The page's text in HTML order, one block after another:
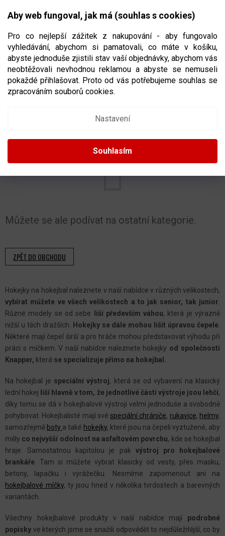
Aby web fungoval, jak má (souhlas s cookies)
Pro co nejlepší zážitek z nakupování - aby fungovalo
vyhledávání, abychom si pamatovali, co máte v košíku,
abyste jednoduše zjistili stav vaší objednávky, abychom vás
neobtěžovali nevhodnou reklamou a abyste se nemuseli
pokaždé přihlašovat. Proto od vás potřebujeme souhlas se
zpracováním souborů cookies.
Nastavení
Souhlasím
CZK
NÁKUPNÍ
HOKEJKY NA HOKEJBAL
PRODUKTY TEPRVE PŘIPRAVUJEME.
Můžete se ale podívat na ostatní kategorie.
ZPĚT DO OBCHODU
Hokejky na hokejbal naleznete v naší nabídce v různých velikostech,
vybírat můžete ve všech velikostech a to jak senior, tak junior
Různé modely se od sebe
liší především váhou, která je výrazně
nižší u těch dražších.
Hokejky se dále mohou lišit úpravou čepele
Některé mají čepel širší a pro hráče mohou představovat výhodu při
práci s míčkem. V naší nabídce naleznete hokejky od společnosti
Knapper, která se specializuje přímo na hokejbal.
Na hokejbal je speciální výstroj, která se od vybavení na klasický
lední hokej liší hlavně v tom, že jednotlivé části výstroje jsou lehčí,
díky tomu se dá v hokejbalové výstroji velmi jednoduše a svobodně
pohybovat. Hokejbalisté mají svéspeciální chrániče, rukavice, helmy,
samozřejmě boty a také hokejky, které jsou na čepeli vyztužené, aby
měly co nejvyšší odolnost na asfaltovém povrchu, kde se hokejbal
hraje. Samostatnou kapitolou je pak výstroj pro hokejbalové
brankáře . Tam si můžete vybrat klasicky od vesty, přes masku,
betony, lapačku i vyrážečku. Nesmíme zapomenout ani na
hokejbalové míčky, ty jsou hned v několika tvrdostech a barevných
variantách.
Všechny hokejbalové produkty v naší nabídce mají podrobné
popisky ve kterých jsme se snažili odpovědět to nejdůležitější, co by